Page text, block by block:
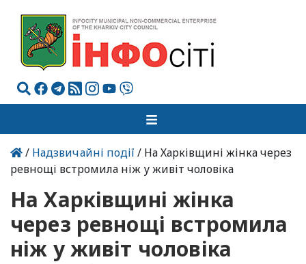
/ Надзвичайні події / На Харківщині жінка через
ревнощі встромила ніж у живіт чоловіка
На Харківщині жінка
через ревнощі встромила
ніж у живіт чоловіка